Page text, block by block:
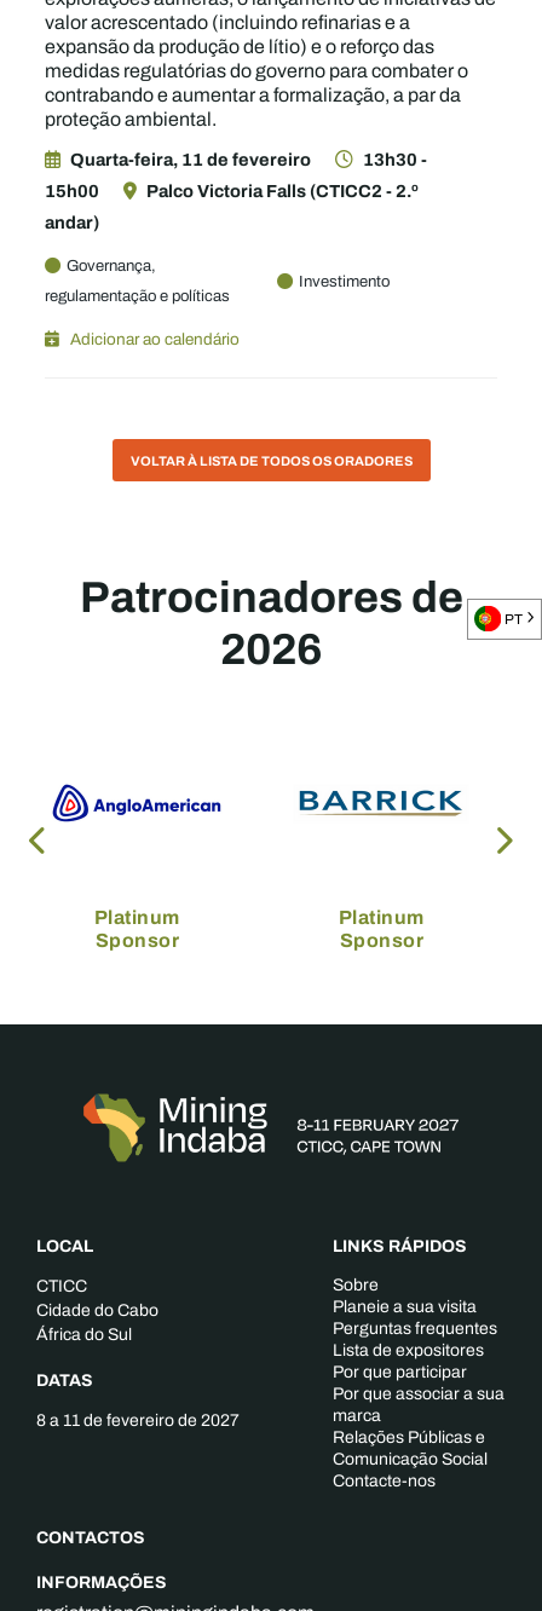
valor acrescentado (incluindo refinarias e a
expansão da produção de lítio) e o reforço das
medidas regulatórias do governo para combater o
contrabando e aumentar a formalização, a par da
proteção ambiental.
Quarta-feira, 11 de fevereiro
13h30 -
15h00
Palco Victoria Falls (CTICC2 - 2.º
andar)
Governança,
regulamentação e políticas
Investimento
Adicionar ao calendário
VOLTAR À LISTA DE TODOS OS ORADORES
Patrocinadores de
2026
Platinum
Sponsor
Platinum
Sponsor
LOCAL
CTICC
Cidade do Cabo
África do Sul
DATAS
8 a 11 de fevereiro de 2027
CONTACTOS
INFORMAÇÕES
LINKS RÁPIDOS
Sobre
Planeie a sua visita
Perguntas frequentes
Lista de expositores
Por que participar
Por que associar a sua
marca
Relações Públicas e
Comunicação Social
Contacte-nos
PT